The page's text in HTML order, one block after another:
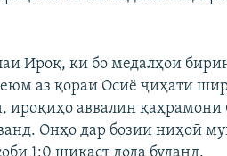
Ироқ, ки бо медалҳои
аз қораи Осиё ҷиҳати
аввалин қаҳрамони
Онҳо дар бозии ниҳоӣ